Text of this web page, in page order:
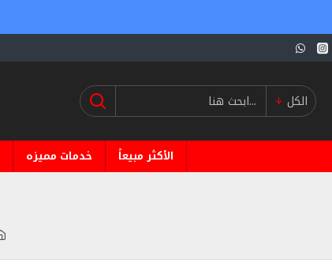
الكل
الأكثر مبيعاً خدمات مميزه